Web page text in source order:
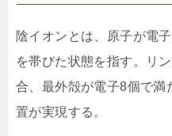
陰イオンとは、原子が電
を帯びた状態を指す。リ
合、最外殻が電子8個で満
置が実現する。